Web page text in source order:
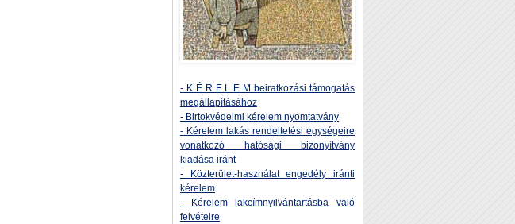
- K É R E L E M beiratkozási támogatás
megállapításához
- Birtokvédelmi kérelem nyomtatvány
- Kérelem lakás rendeltetési egységeire
vonatkozó hatósági bizonyítvány
kiadása iránt
- Közterület-használat engedély iránti
kérelem
- Kérelem lakcímnyilvántartásba való
felvételre